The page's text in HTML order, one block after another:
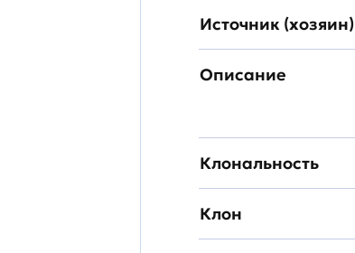
Источник (хозяин)
Описание
Клональность
Клон